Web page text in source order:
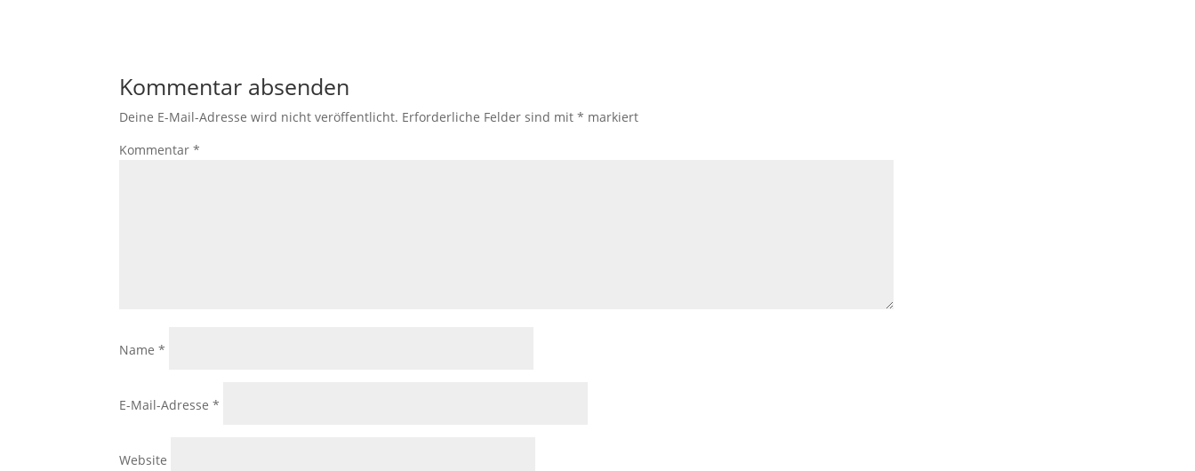
Kommentar absenden
Deine E-Mail-Adresse wird nicht veröffentlicht. Erforderliche Felder sind mit* markiert
Kommentar*
Name*
E-Mail-Adresse*
Website